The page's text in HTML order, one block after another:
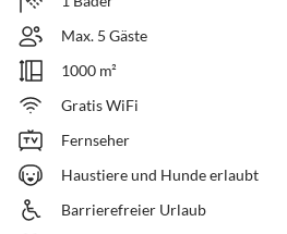
Max. 5 Gäste
1000 m²
Gratis WiFi
Fernseher
Haustiere und Hunde erlaubt
Barrierefreier Urlaub